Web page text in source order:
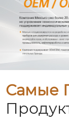
Самые